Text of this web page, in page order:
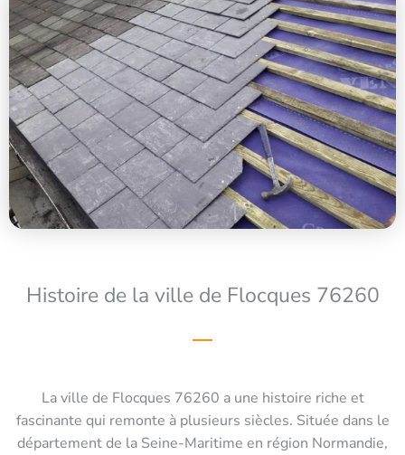
Histoire de la ville de Flocques 76260
La ville de Flocques 76260 a une histoire riche et
fascinante qui remonte à plusieurs siècles. Située dans le
département de la Seine-Maritime en région Normandie,